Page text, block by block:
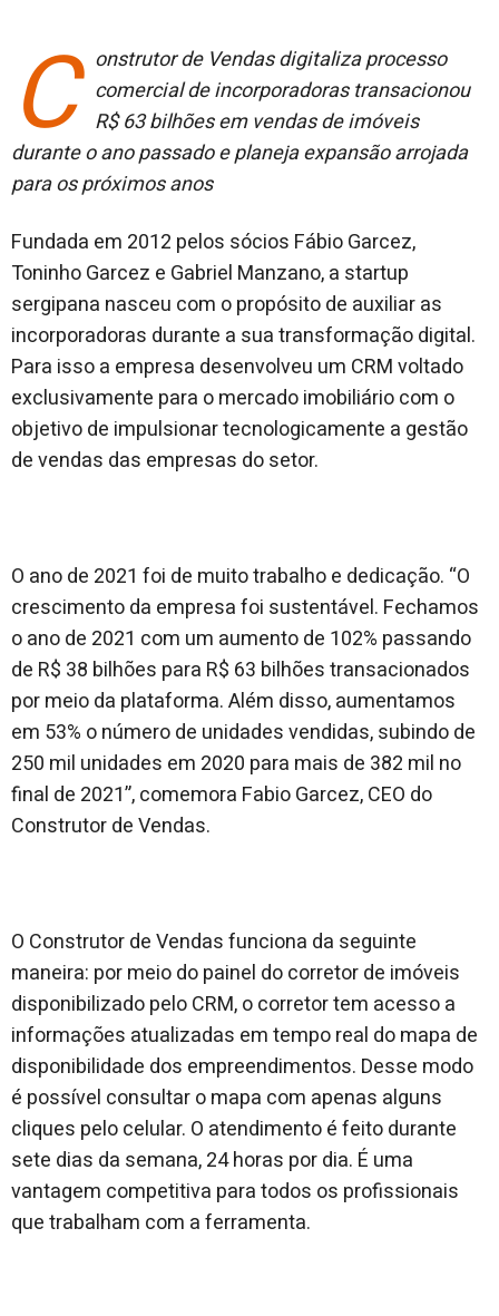
C
onstrutor de Vendas digitaliza processo
comercial de incorporadoras transacionou
R$ 63 bilhões em vendas de imóveis
durante o ano passado e planeja expansão arrojada
para os próximos anos
Fundada em 2012 pelos sócios Fábio Garcez,
Toninho Garcez e Gabriel Manzano, a startup
sergipana nasceu com o propósito de auxiliar as
incorporadoras durante a sua transformação digital.
Para isso a empresa desenvolveu um CRM voltado
exclusivamente para o mercado imobiliário com o
objetivo de impulsionar tecnologicamente a gestão
de vendas das empresas do setor.
O ano de 2021 foi de muito trabalho e dedicação. “O
crescimento da empresa foi sustentável. Fechamos
o ano de 2021 com um aumento de 102% passando
de R$ 38 bilhões para R$ 63 bilhões transacionados
por meio da plataforma. Além disso, aumentamos
em 53% o número de unidades vendidas, subindo de
250 mil unidades em 2020 para mais de 382 mil no
final de 2021”, comemora Fabio Garcez, CEO do
Construtor de Vendas.
O Construtor de Vendas funciona da seguinte
maneira: por meio do painel do corretor de imóveis
disponibilizado pelo CRM, o corretor tem acesso a
informações atualizadas em tempo real do mapa de
disponibilidade dos empreendimentos. Desse modo
é possível consultar o mapa com apenas alguns
cliques pelo celular. O atendimento é feito durante
sete dias da semana, 24 horas por dia. É uma
vantagem competitiva para todos os profissionais
que trabalham com a ferramenta.